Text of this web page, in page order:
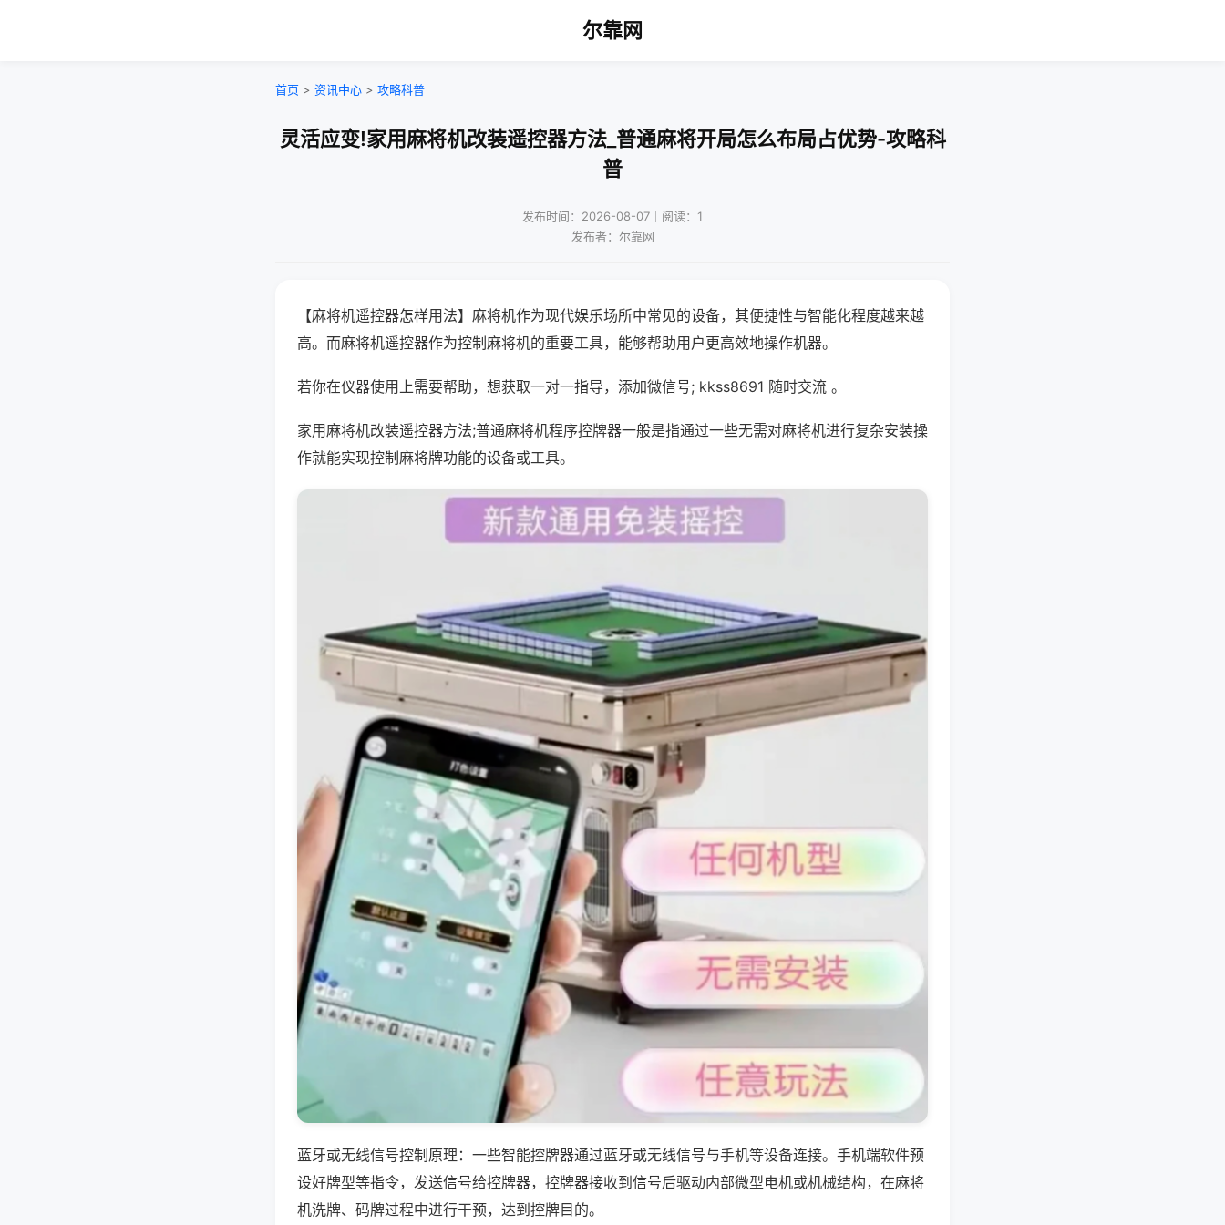
尔靠网
首页 > 资讯中心 > 攻略科普
灵活应变!家用麻将机改装遥控器方法_普通麻将开局怎么布局占优势-攻略科
普
发布时间：2026-08-07｜阅读：1
发布者：尔靠网
【麻将机遥控器怎样用法】麻将机作为现代娱乐场所中常见的设备，其便捷性与智能化程度越来越
高。而麻将机遥控器作为控制麻将机的重要工具，能够帮助用户更高效地操作机器。
若你在仪器使用上需要帮助，想获取一对一指导，添加微信号; kkss8691 随时交流 。
家用麻将机改装遥控器方法;普通麻将机程序控牌器一般是指通过一些无需对麻将机进行复杂安装操
作就能实现控制麻将牌功能的设备或工具。
蓝牙或无线信号控制原理：一些智能控牌器通过蓝牙或无线信号与手机等设备连接。手机端软件预
设好牌型等指令，发送信号给控牌器，控牌器接收到信号后驱动内部微型电机或机械结构，在麻将
机洗牌、码牌过程中进行干预，达到控牌目的。